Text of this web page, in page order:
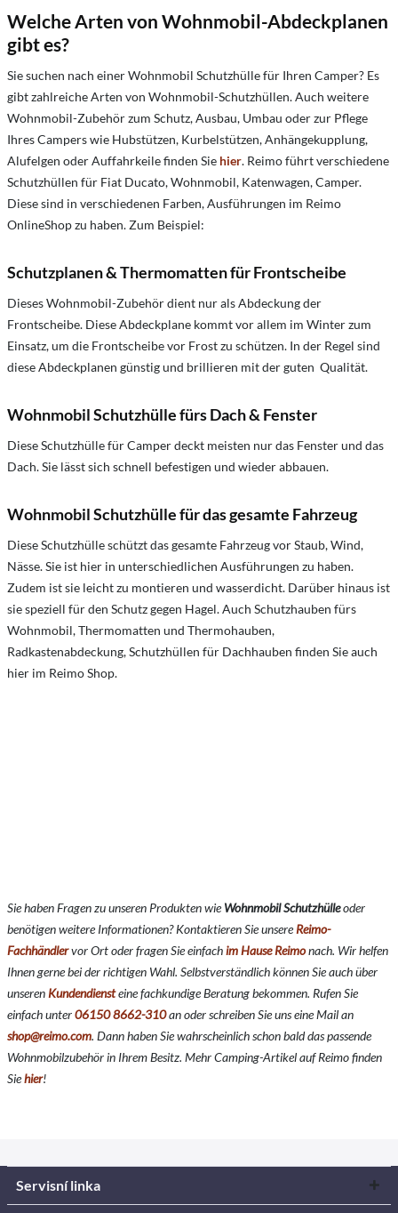
Welche Arten von Wohnmobil-Abdeckplanen
gibt es?
Sie suchen nach einer Wohnmobil Schutzhülle für Ihren Camper? Es
gibt zahlreiche Arten von Wohnmobil-Schutzhüllen. Auch weitere
Wohnmobil-Zubehör zum Schutz, Ausbau, Umbau oder zur Pflege
Ihres Campers wie Hubstützen, Kurbelstützen, Anhängekupplung,
Alufelgen oder Auffahrkeile finden Sie hier. Reimo führt verschiedene
Schutzhüllen für Fiat Ducato, Wohnmobil, Katenwagen, Camper.
Diese sind in verschiedenen Farben, Ausführungen im Reimo
OnlineShop zu haben. Zum Beispiel:
Schutzplanen & Thermomatten für Frontscheibe
Dieses Wohnmobil-Zubehör dient nur als Abdeckung der
Frontscheibe. Diese Abdeckplane kommt vor allem im Winter zum
Einsatz, um die Frontscheibe vor Frost zu schützen. In der Regel sind
diese Abdeckplanen günstig und brillieren mit der guten Qualität.
WohnmobilSchutzhülle fürs Dach & Fenster
Diese Schutzhülle für Camper deckt meisten nur das Fenster und das
Dach. Sie lässt sich schnell befestigen und wieder abbauen.
Wohnmobil Schutzhülle für das gesamte Fahrzeug
Diese Schutzhülle schützt das gesamte Fahrzeug vor Staub, Wind,
Nässe. Sie ist hier in unterschiedlichen Ausführungen zu haben.
Zudem ist sie leicht zu montieren und wasserdicht. Darüber hinaus ist
sie speziell für den Schutz gegen Hagel. Auch Schutzhauben fürs
Wohnmobil, Thermomatten und Thermohauben,
Radkastenabdeckung, Schutzhüllen für Dachhauben finden Sie auch
hier im Reimo Shop.
Sie haben Fragen zu unseren Produkten wieWohnmobil Schutzhülleoder
benötigen weitere Informationen? Kontaktieren Sie unsereReimo-
Fachhändlervor Ort oder fragen Sie einfachim Hause Reimonach. Wir helfen
Ihnen gerne bei der richtigen Wahl. Selbstverständlich können Sie auch über
unseren Kundendiensteine fachkundige Beratung bekommen. Rufen Sie
einfach unter06150 8662-310an oder schreiben Sie uns eine Mail an
shop@reimo.com. Dann haben Sie wahrscheinlich schon bald das passende
Wohnmobilzubehör in Ihrem Besitz. Mehr Camping-Artikel auf Reimo finden
Siehier!
Servisní linka